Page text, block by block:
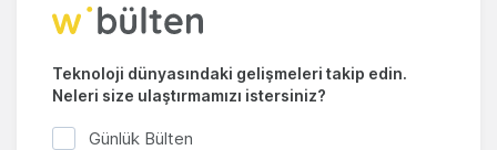
Teknoloji dünyasındaki gelişmeleri takip edin.
Neleri size ulaştırmamızı istersiniz?
Günlük Bülten